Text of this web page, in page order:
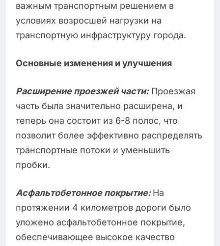
важным транспортным решением в
условиях возросшей нагрузки на
транспортную инфраструктуру города.
Основные изменения и улучшения
Расширение проезжей части:Проезжая
часть была значительно расширена, и
теперь она состоит из 6-8 полос, что
позволит более эффективно распределять
транспортные потоки и уменьшить
пробки.
Асфальтобетонное покрытие:На
протяжении 4 километров дороги было
уложено асфальтобетонное покрытие,
обеспечивающее высокое качество